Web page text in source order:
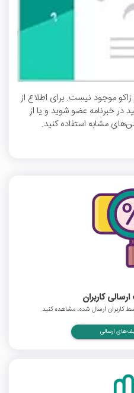
موجود نیست. برای اطلاع از
در خبرنامه عضو شوید و یا از
مشابه استفاده کنید.
کاربران
کاربران ارسال شده، مشاهده کنید.
ارسالی